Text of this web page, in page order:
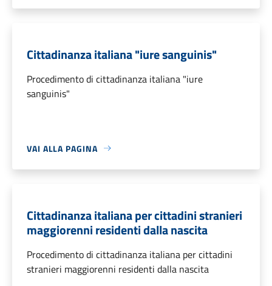
Cittadinanza italiana "iure sanguinis"
Procedimento di cittadinanza italiana "iure
sanguinis"
VAI ALLA PAGINA
Cittadinanza italiana per cittadini stranieri
maggiorenni residenti dalla nascita
Procedimento di cittadinanza italiana per cittadini
stranieri maggiorenni residenti dalla nascita